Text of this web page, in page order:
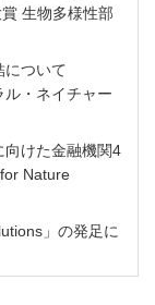
生物多様性部
について
ル・ネイチャー
向けた金融機関4
Nature
」の発足に